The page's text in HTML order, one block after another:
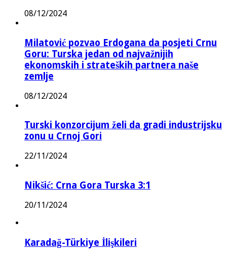
08/12/2024
Milatović pozvao Erdogana da posjeti Crnu
Goru: Turska jedan od najvažnijih
ekonomskih i strateških partnera naše
zemlje
08/12/2024
Turski konzorcijum želi da gradi industrijsku
zonu u Crnoj Gori
22/11/2024
Nikšić: Crna Gora Turska 3:1
20/11/2024
Karadağ-Türkiye İlişkileri